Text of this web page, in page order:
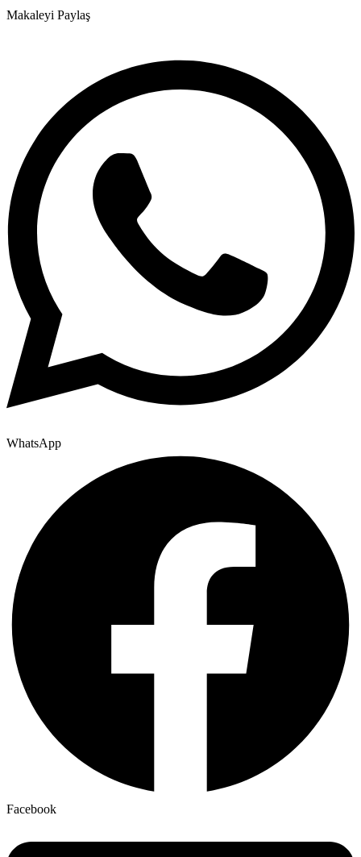
Makaleyi Paylaş
WhatsApp
Facebook